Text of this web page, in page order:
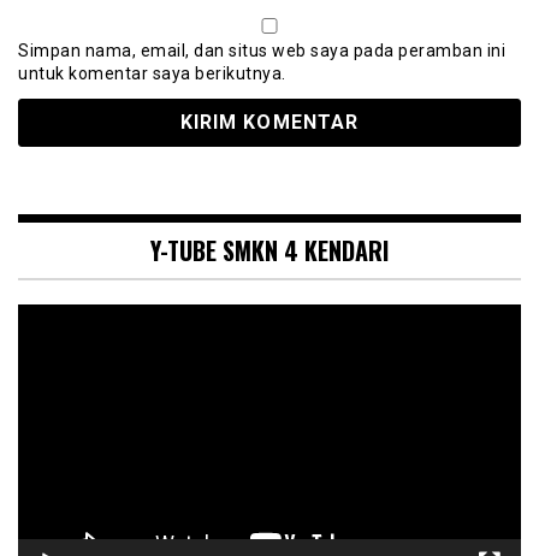
Simpan nama, email, dan situs web saya pada peramban ini
untuk komentar saya berikutnya.
Y-TUBE SMKN 4 KENDARI